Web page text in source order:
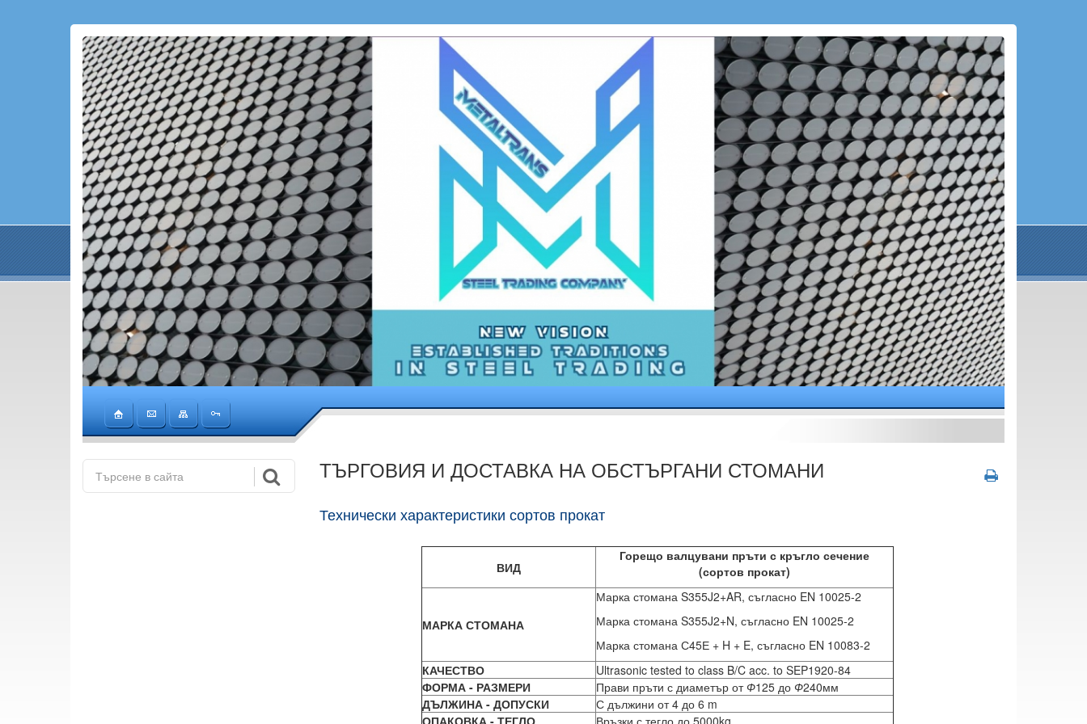
ТЪРГОВИЯ И ДОСТАВКА НА ОБСТЪРГАНИ СТОМАНИ
Технически характеристики сортов прокат
ВИД
Горещо валцувани пръти с кръгло сечение
(сортов прокат)
МАРКА СТОМАНА
Марка стомана S355J2+AR, съгласно EN 10025-2
Марка стомана S355J2+N, съгласно EN 10025-2
Марка стомана С45Е + H + E, съгласно EN 10083-2
КАЧЕСТВО
Ultrasonic tested to class B/C acc. to SEP1920-84
ФОРМА - РАЗМЕРИ
Прави пръти с диаметър отФ125 доФ240мм
ДЪЛЖИНА - ДОПУСКИ
С дължини от 4 до 6 m